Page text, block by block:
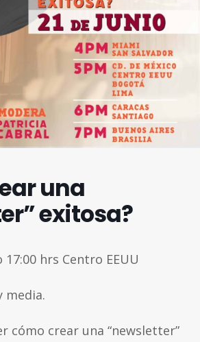
una
exitosa?
hrs Centro EEUU
media.
cómo crear una “newsletter”